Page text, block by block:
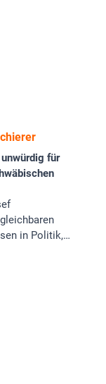
für
in Politik,…